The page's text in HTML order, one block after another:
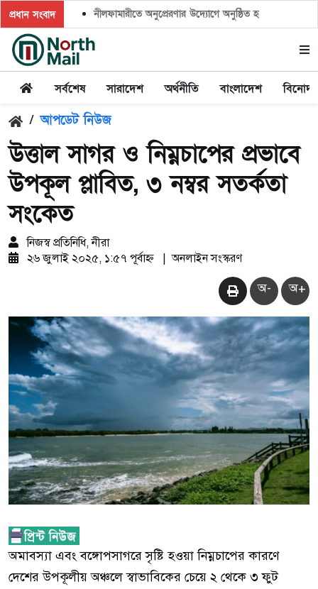
প্রধান সংবাদ নীলফামারীতে অনুপ্রেরণার উদ্যোগে অনুষ্ঠিত হলো ‘ক্লাইমেট
সর্বশেষ সারাদেশ অর্থনীতি বাংলাদেশ
/ আপডেট নিউজ
উত্তাল সাগর ও নিম্নচাপের প্রভাবে
উপকূল প্লাবিত, ৩ নম্বর সতর্কতা
সংকেত
নিজস্ব প্রতিনিধি, নীরা
২৬ জুলাই ২০২৫, ১:৫৭ পূর্বাহ্ন
অনলাইন সংস্করণ
অ- অ+
অমাবস্যা এবং বঙ্গোপসাগরে সৃষ্টি হওয়া নিম্নচাপের কারণে
দেশের উপকূলীয় অঞ্চলে স্বাভাবিকের চেয়ে ২ থেকে ৩ ফুট